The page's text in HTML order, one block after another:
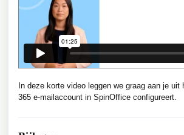
In deze korte video leggen we graag aan je uit
365 e-mailaccount in SpinOffice configureert.